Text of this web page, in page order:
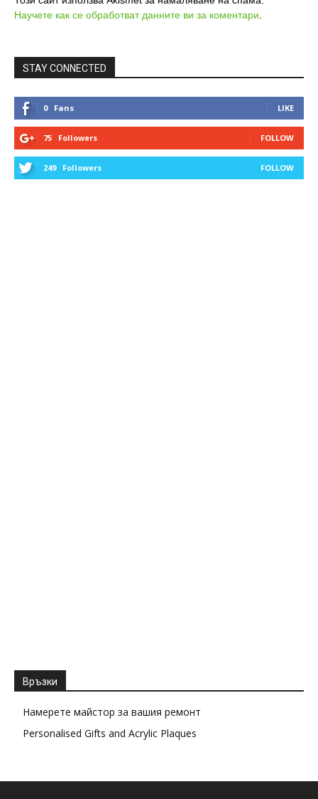
Научете как се обработват данните ви за коментари
STAY CONNECTED
0 Fans LIKE
75 Followers FOLLOW
249 Followers FOLLOW
Връзки
Намерете майстор за вашия ремонт
Personalised Gifts and Acrylic Plaques